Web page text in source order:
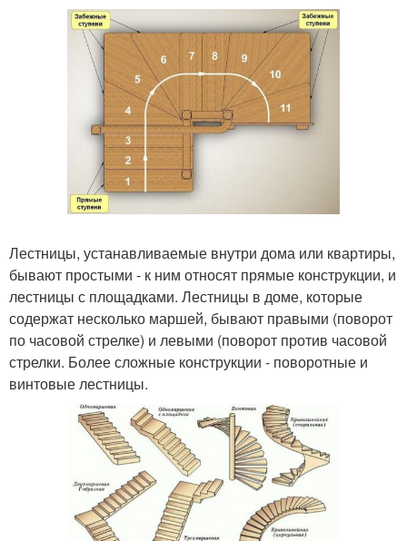
Лестницы, устанавливаемые внутри дома или квартиры,
бывают простыми - к ним относят прямые конструкции, и
лестницы с площадками. Лестницы в доме, которые
содержат несколько маршей, бывают правыми (поворот
по часовой стрелке) и левыми (поворот против часовой
стрелки. Более сложные конструкции - поворотные и
винтовые лестницы.